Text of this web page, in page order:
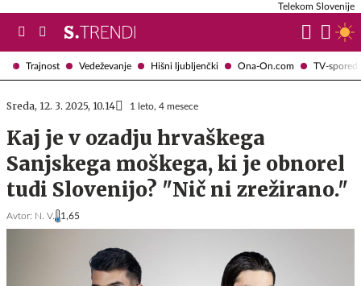
Trajnost Vedeževanje Hišni ljubljenčki Ona-On.com TV-spored
Telekom Slovenije
Sreda, 12. 3. 2025, 10.14 1 leto, 4 mesece
Kaj je v ozadju hrvaškega
Sanjskega moškega, ki je obnorel
tudi Slovenijo? "Nič ni zrežirano."
Avtor: N. V. 1,65